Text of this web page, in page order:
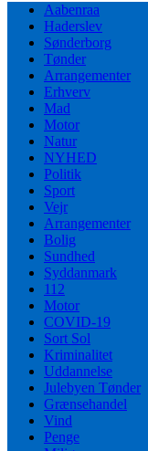
Aabenraa
Haderslev
Sønderborg
Tønder
Arrangementer
Erhverv
Mad
Motor
Natur
NYHED
Politik
Sport
Vejr
Arrangementer
Bolig
Sundhed
Syddanmark
112
Motor
COVID-19
Sort Sol
Kriminalitet
Uddannelse
Julebyen Tønder
Grænsehandel
Vind
Penge